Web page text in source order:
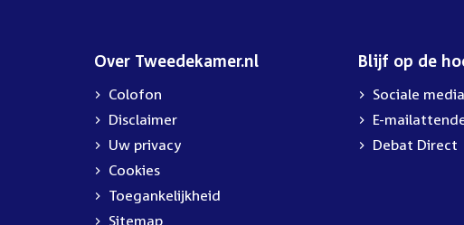
Over Tweedekamer.nl
Colofon
Disclaimer
Uw privacy
Cookies
Toegankelijkheid
Sitemap
Blijf op de
Sociale media
E-
Debat Direct